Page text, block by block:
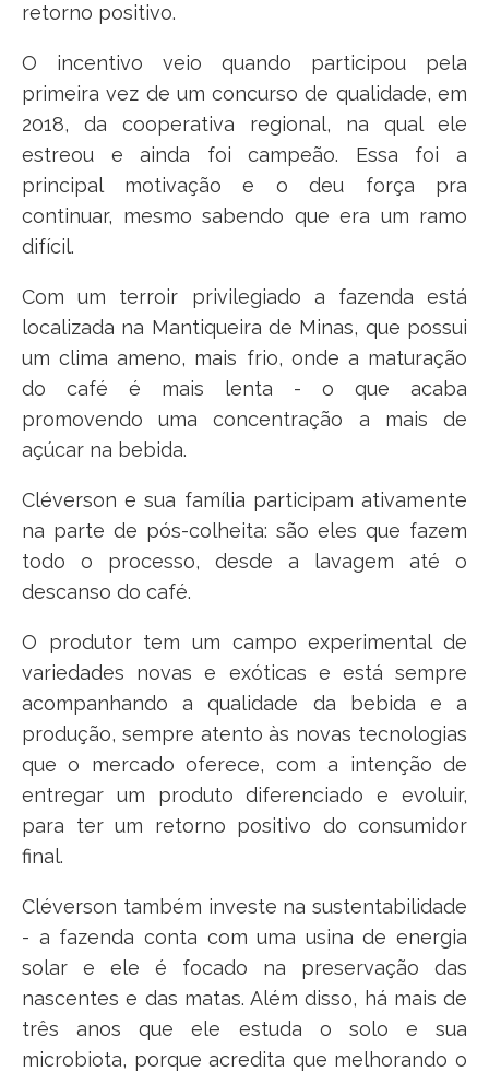
retorno positivo.
O incentivo veio quando participou pela
primeira vez de um concurso de qualidade, em
2018, da cooperativa regional, na qual ele
estreou e ainda foi campeão. Essa foi a
principal motivação e o deu força pra
continuar, mesmo sabendo que era um ramo
difícil.
Com um terroir privilegiado a fazenda está
localizada na Mantiqueira de Minas, que possui
um clima ameno, mais frio, onde a maturação
do café é mais lenta - o que acaba
promovendo uma concentração a mais de
açúcar na bebida.
Cléverson e sua família participam ativamente
na parte de pós-colheita: são eles que fazem
todo o processo, desde a lavagem até o
descanso do café.
O produtor tem um campo experimental de
variedades novas e exóticas e está sempre
acompanhando a qualidade da bebida e a
produção, sempre atento às novas tecnologias
que o mercado oferece, com a intenção de
entregar um produto diferenciado e evoluir,
para ter um retorno positivo do consumidor
final.
Cléverson também investe na sustentabilidade
- a fazenda conta com uma usina de energia
solar e ele é focado na preservação das
nascentes e das matas. Além disso, há mais de
três anos que ele estuda o solo e sua
microbiota, porque acredita que melhorando o